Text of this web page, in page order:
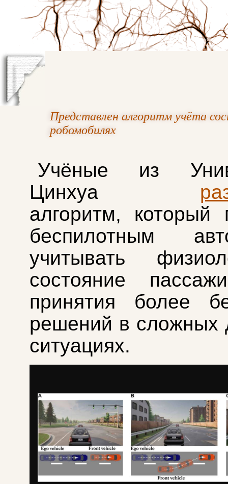
Представлен алгоритм учёта
робомобилях
Учёные из
Цинхуа
алгоритм, который
беспилотным
учитывать
состояние
принятия более
решений в сложных
ситуациях.